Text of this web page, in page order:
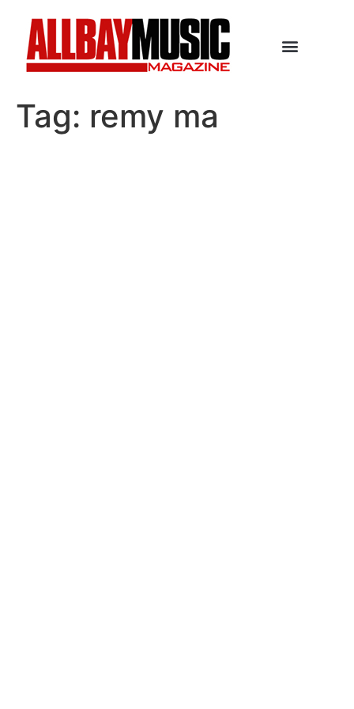
Tag: remy ma